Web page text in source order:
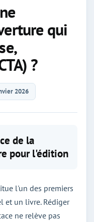
qui
?
2026
de la
pour l'édition
l'un des premiers
et un livre. Rédiger
ne relève pas